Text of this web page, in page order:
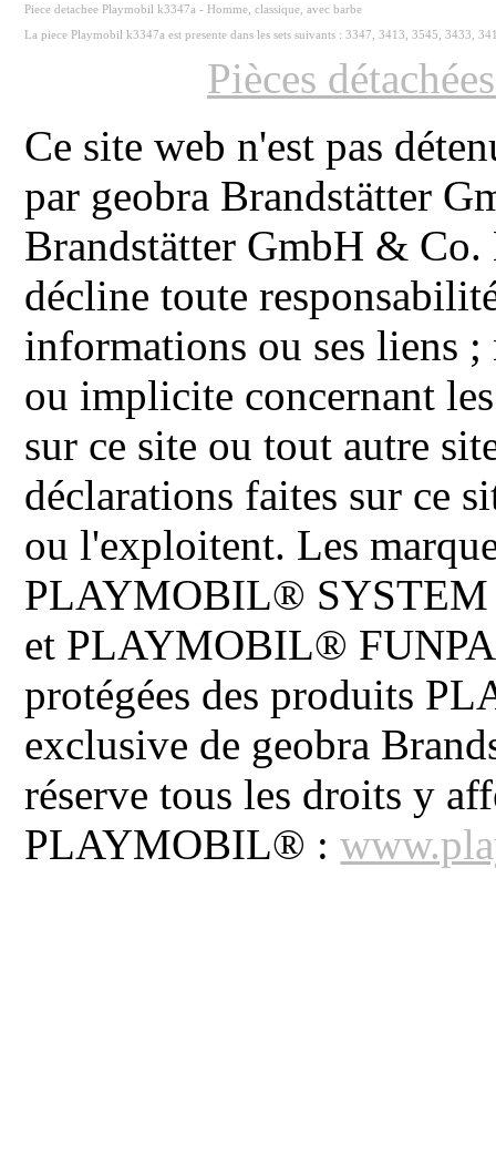
Piece detachee Playmobil k3347a - Homme, classique, avec barbe
La piece Playmobil k3347a est presente dans les sets suivants : 3347, 3413, 3545, 3433,
Pièces
Ce site web n'est pas
par geobra Brandstätter
Brandstätter GmbH & Co.
décline toute
informations ou ses liens ;
ou implicite concernant
sur ce site ou tout autre
déclarations faites sur ce
ou l'exploitent. Les
PLAYMOBIL®
et PLAYMOBIL®
protégées des produits
exclusive de geobra
réserve tous les droits y
PLAYMOBIL® :